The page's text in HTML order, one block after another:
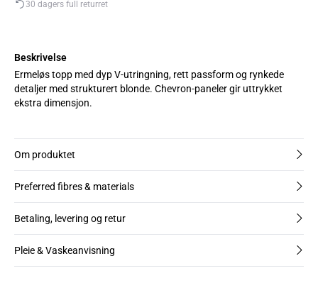
30 dagers full returret
Beskrivelse
Ermeløs topp med dyp V-utringning, rett passform og rynkede
detaljer med strukturert blonde. Chevron-paneler gir uttrykket
ekstra dimensjon.
Om produktet
Preferred fibres & materials
Betaling, levering og retur
Pleie & Vaskeanvisning